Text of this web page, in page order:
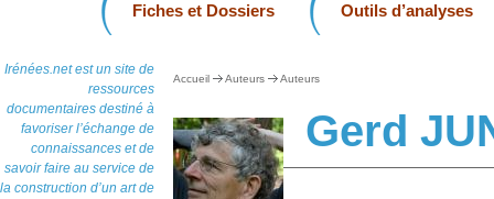
Fiches et Dossiers Outils d’analyses
Irénées.net est un site de
ressources
documentaires destiné à
favoriser l’échange de
connaissances et de
savoir faire au service de
la construction d’un art de
Accueil Auteurs Auteurs
Gerd